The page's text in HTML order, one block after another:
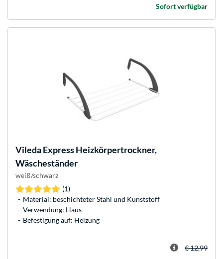
Sofort verfügbar
ViledaExpress Heizkörpertrockner,
Wäscheständer
weiß/schwarz
(1)
Material: beschichteter Stahl und Kunststoff
Verwendung: Haus
Befestigung auf: Heizung
€ 12,99